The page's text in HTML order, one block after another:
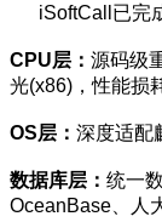
iSoftCall已完成
CPU层： 源码级
光(x86)，性能损
OS层： 深度适配
数据库层： 统一
OceanBase、人